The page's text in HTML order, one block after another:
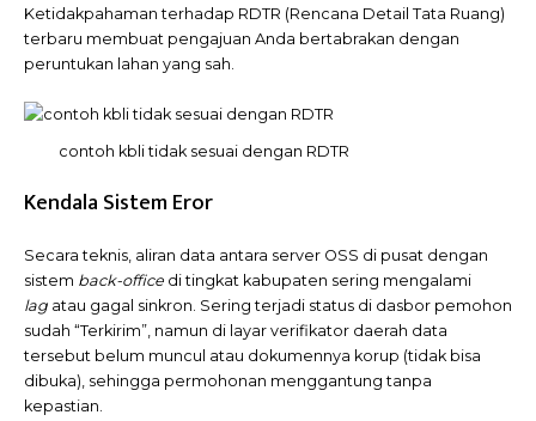
Ketidakpahaman terhadap RDTR (Rencana Detail Tata Ruang)
terbaru membuat pengajuan Anda bertabrakan dengan
peruntukan lahan yang sah.
contoh kbli tidak sesuai dengan RDTR
Kendala Sistem Eror
Secara teknis, aliran data antara server OSS di pusat dengan
sistem back-office di tingkat kabupaten sering mengalami
lag atau gagal sinkron. Sering terjadi status di dasbor pemohon
sudah “Terkirim”, namun di layar verifikator daerah data
tersebut belum muncul atau dokumennya korup (tidak bisa
dibuka), sehingga permohonan menggantung tanpa
kepastian.